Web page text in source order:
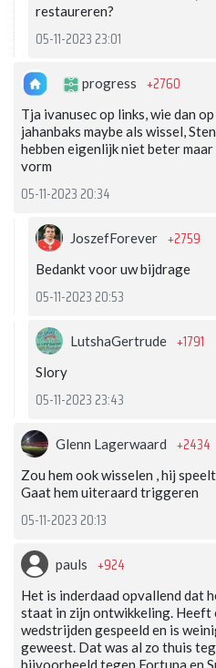
restaureren?
05-11-2023 23:01
progress +2760
Tja ivanusec op links, wie dan
jahanbaks maybe als wissel,
hebben eigenlijk niet beter
vorm
05-11-2023 20:34
JoszefForever +2759
Bedankt voor uw bijdrage
05-11-2023 20:53
LutshaGertrude +1791
Slory
05-11-2023 23:43
Glenn Lagerwaard +2434
Zou hem ook wisselen , hij
Gaat hem uiteraard triggeren
05-11-2023 20:13
pauls +924
Het is inderdaad opvallend dat
staat in zijn ontwikkeling. Heeft
wedstrijden gespeeld en is
geweest. Dat was al zo thuis
bijvoorbeeld tegen Fortuna en